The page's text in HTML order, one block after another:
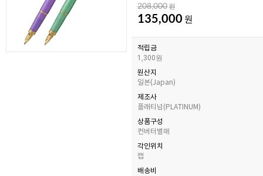
208,000 원
135,000 원
적립금
1,300원
원산지
일본(Japan)
제조사
플래티넘(PLATINUM)
상품구성
컨버터별매
각인위치
캡
배송비